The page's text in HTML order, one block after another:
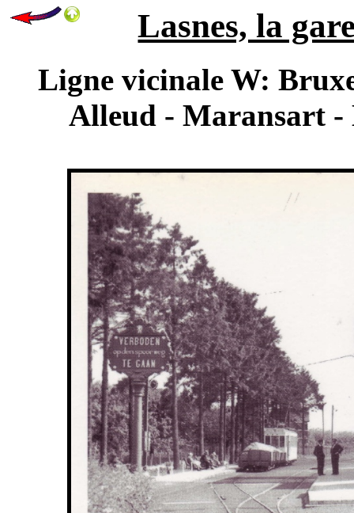
Lasnes, la
Ligne vicinale W:
Alleud - Maransart -